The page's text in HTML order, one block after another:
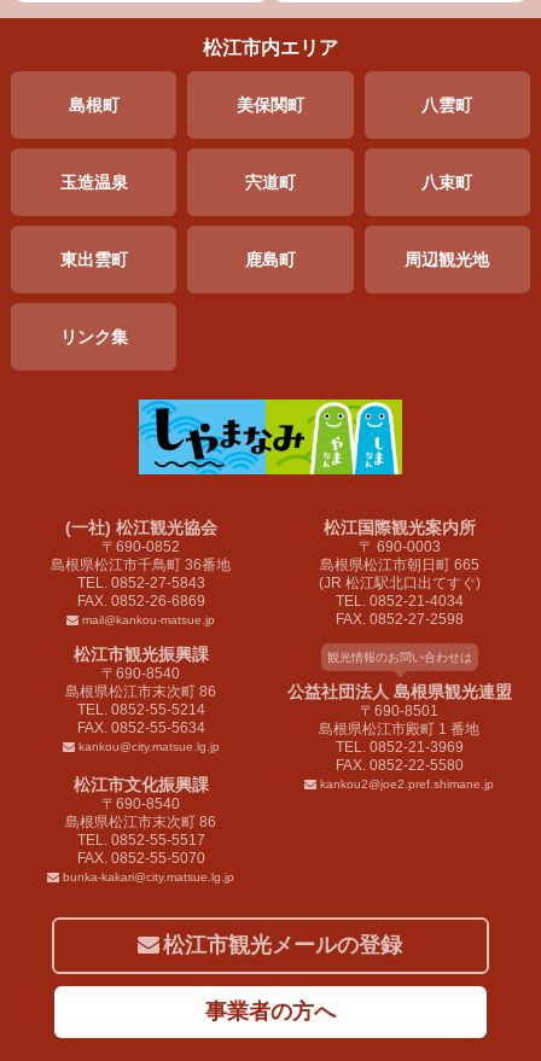
松江市内エリア
島根町 美保関町 八雲町
玉造温泉 宍道町 八束町
東出雲町 鹿島町 周辺観光地
リンク集
(一社) 松江観光協会
〒690-0852
島根県松江市千鳥町 36番地
TEL. 0852-27-5843
FAX. 0852-26-6869
mail@kankou-matsue.jp
松江国際観光案内所
〒 690-0003
島根県松江市朝日町 665
(JR 松江駅北口出てすぐ)
TEL. 0852-21-4034
FAX. 0852-27-2598
松江市観光振興課
〒690-8540
島根県松江市末次町 86
TEL. 0852-55-5214
FAX. 0852-55-5634
kankou@city.matsue.lg.jp
松江市文化振興課
〒690-8540
島根県松江市末次町 86
TEL. 0852-55-5517
FAX. 0852-55-5070
bunka-kakari@city.matsue.lg.jp
観光情報のお問い合わせは
公益社団法人 島根県観光連盟
〒690-8501
島根県松江市殿町 1 番地
TEL. 0852-21-3969
FAX. 0852-22-5580
kankou2@joe2.pref.shimane.jp
松江市観光メールの登録
事業者の方へ